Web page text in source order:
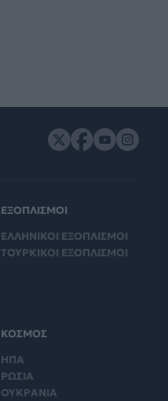
ΕΞΟΠΛΙΣΜΟΙ
ΕΛΛΗΝΙΚΟΙ ΕΞΟΠΛΙΣΜΟΙ
ΤΟΥΡΚΙΚΟΙ ΕΞΟΠΛΙΣΜΟΙ
ΚΟΣΜΟΣ
ΗΠΑ
ΡΩΣΙΑ
ΟΥΚΡΑΝΙΑ